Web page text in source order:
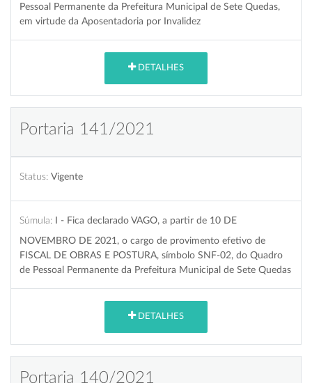
Pessoal Permanente da Prefeitura Municipal de Sete Quedas,
em virtude da Aposentadoria por Invalidez
DETALHES
Portaria 141/2021
Status: Vigente
Súmula: I - Fica declarado VAGO, a partir de 10 DE
NOVEMBRO DE 2021, o cargo de provimento efetivo de
FISCAL DE OBRAS E POSTURA, símbolo SNF-02, do Quadro
de Pessoal Permanente da Prefeitura Municipal de Sete Quedas
DETALHES
Portaria 140/2021